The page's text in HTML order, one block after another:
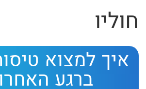
חוליו
איך למצוא
ברגע